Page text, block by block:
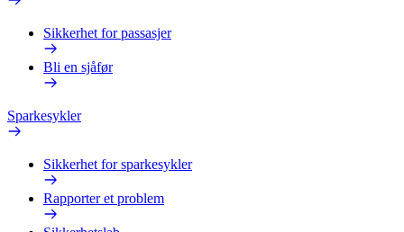
Sikkerhet for passasjer
Bli en sjåfør
Sparkesykler
Sikkerhet for sparkesykler
Rapporter et problem